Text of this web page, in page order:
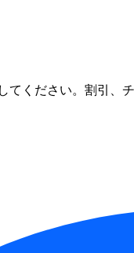
ください。割引、